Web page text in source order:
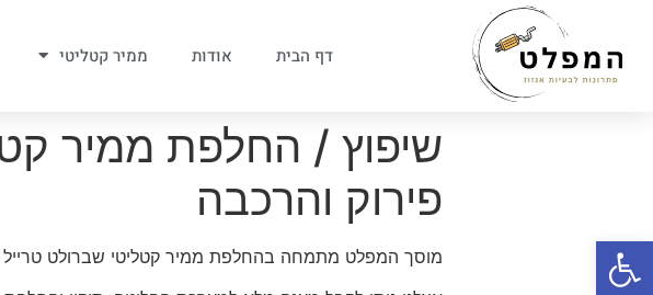
פתח סרגל נגישות
דף הבית אודות ממיר קטליטי
שיפוץ / החלפת ממיר
פירוק והרכבה
מוסך המפלט מתמחה בהחלפת ממיר קטליטי שברולט טרייל